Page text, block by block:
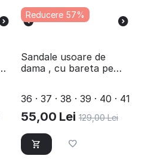
Reducere 57%
Sandale usoare de
dama , cu bareta pe
36 · 37 · 38 · 39 · 40 · 41
55,00 Lei 129,00 Lei